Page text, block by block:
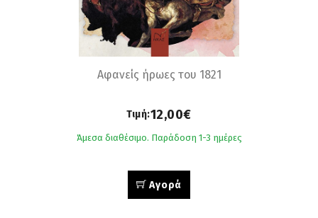
Αφανείς ήρωες του 1821
Τιμή:12,00€
Άμεσα διαθέσιμο. Παράδοση 1-3 ημέρες
Αγορά